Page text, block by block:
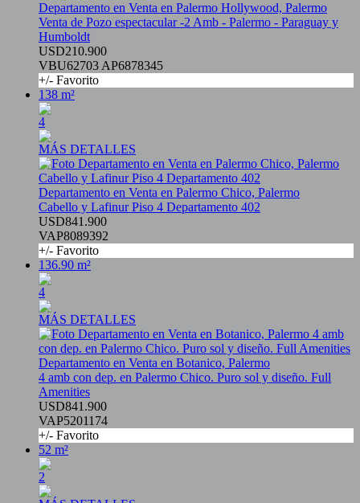
Departamento en Venta en Palermo Hollywood, Palermo
Venta de Pozo espectacular -2 Amb - Palermo - Paraguay y
Humboldt
USD210.900
VBU62703 AP6878345
+/- Favorito
138 m²
4
MÁS DETALLES
Departamento en Venta en Palermo Chico, Palermo
Cabello y Lafinur Piso 4 Departamento 402
USD841.900
VAP8089392
+/- Favorito
136.90 m²
4
MÁS DETALLES
Departamento en Venta en Botanico, Palermo
4 amb con dep. en Palermo Chico. Puro sol y diseño. Full
Amenities
USD841.900
VAP5201174
+/- Favorito
52 m²
2